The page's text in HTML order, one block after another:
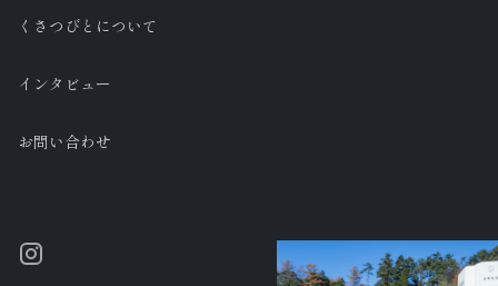
くさつびとについて
インタビュー
お問い合わせ